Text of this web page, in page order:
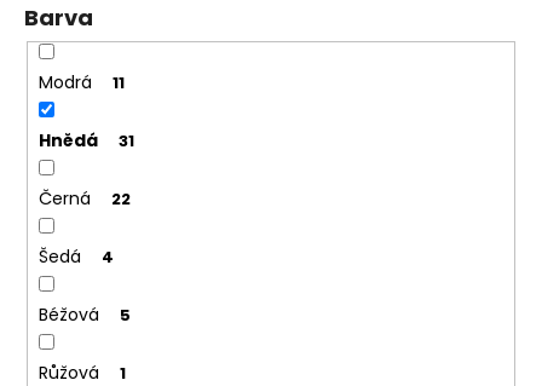
Barva
Modrá 11
Hnědá 31
Černá 22
Šedá 4
Béžová 5
Růžová 1